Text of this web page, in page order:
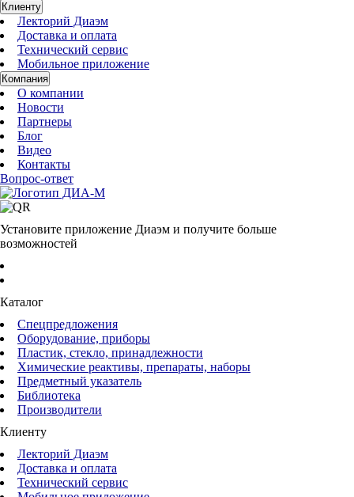
Клиенту
Лекторий Диаэм
Доставка и оплата
Технический сервис
Мобильное приложение
Компания
О компании
Новости
Партнеры
Блог
Видео
Контакты
Вопрос-ответ
Установите приложение Диаэм и получите больше
возможностей
Каталог
Спецпредложения
Оборудование, приборы
Пластик, стекло, принадлежности
Химические реактивы, препараты, наборы
Предметный указатель
Библиотека
Производители
Клиенту
Лекторий Диаэм
Доставка и оплата
Технический сервис